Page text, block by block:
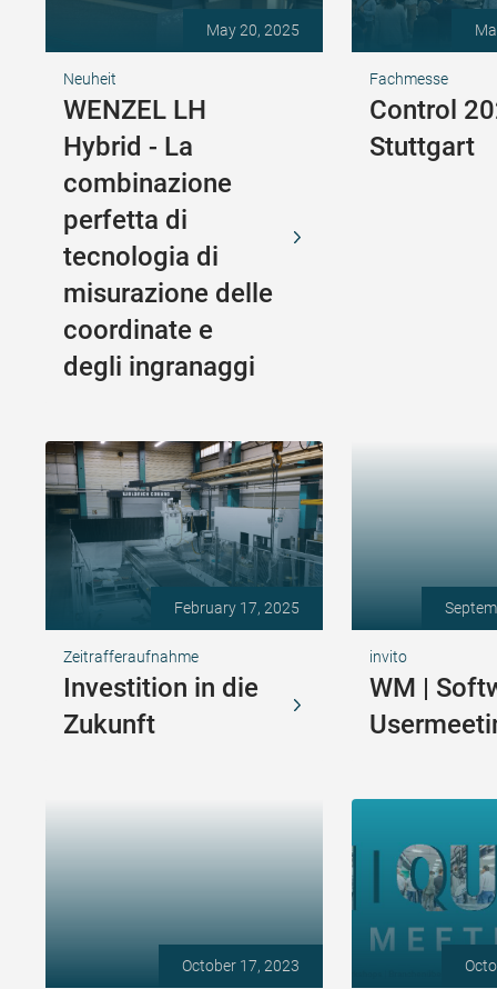
May 20, 2025
Neuheit
WENZEL LH
Hybrid - La
combinazione
perfetta di
tecnologia di
misurazione delle
coordinate e
degli ingranaggi
Fachmesse
Control
Stuttgart
February 17, 2025
Zeitrafferaufnahme
Investition in die
Zukunft
invito
WM |
October 17, 2023